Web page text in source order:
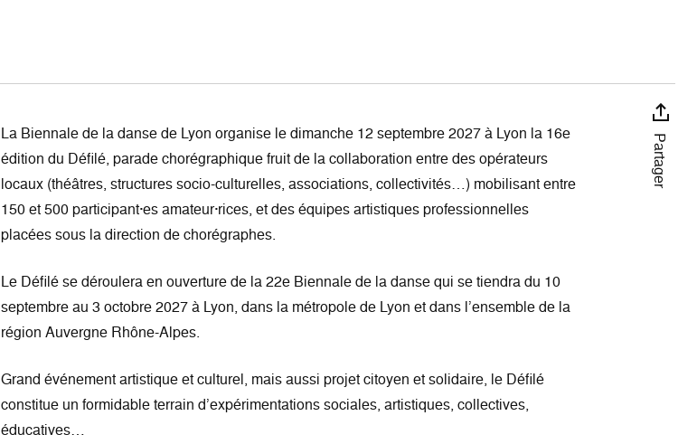
Partager
La Biennale de la danse de Lyon organise le dimanche 12 septembre 2027 à Lyon la 16e
édition du Défilé, parade chorégraphique fruit de la collaboration entre des opérateurs
locaux (théâtres, structures socio-culturelles, associations, collectivités…) mobilisant entre
150 et 500 participant·es amateur·rices, et des équipes artistiques professionnelles
placées sous la direction de chorégraphes.
Le Défilé se déroulera en ouverture de la 22e Biennale de la danse qui se tiendra du 10
septembre au 3 octobre 2027 à Lyon, dans la métropole de Lyon et dans l’ensemble de la
région Auvergne Rhône-Alpes.
Grand événement artistique et culturel, mais aussi projet citoyen et solidaire, le Défilé
constitue un formidable terrain d’expérimentations sociales, artistiques, collectives,
éducatives…